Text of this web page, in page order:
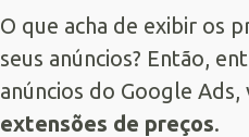
O que acha de exibir os
seus anúncios? Então,
anúncios do Google
extensões de preços.